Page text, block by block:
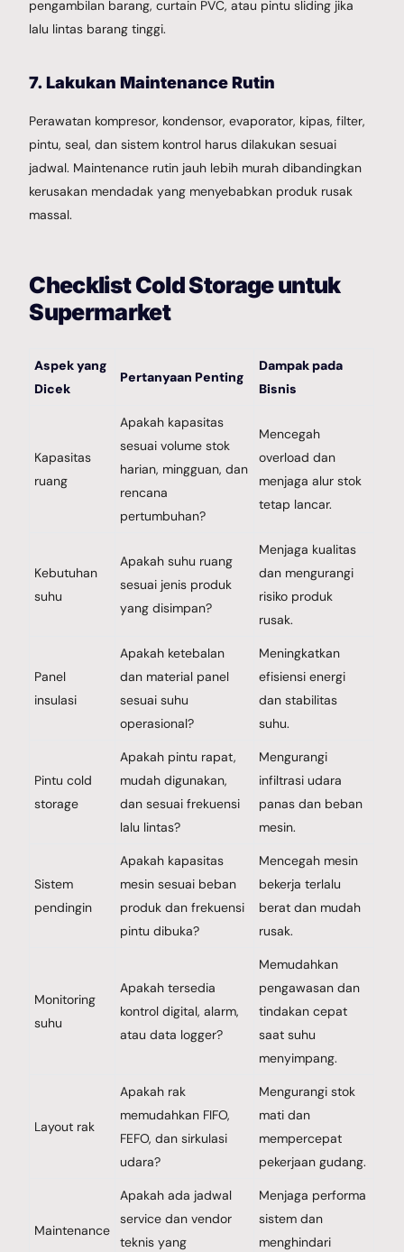
pengambilan barang, curtain PVC, atau pintu sliding jika
lalu lintas barang tinggi.
7. Lakukan Maintenance Rutin
Perawatan kompresor, kondensor, evaporator, kipas, filter,
pintu, seal, dan sistem kontrol harus dilakukan sesuai
jadwal. Maintenance rutin jauh lebih murah dibandingkan
kerusakan mendadak yang menyebabkan produk rusak
massal.
Checklist Cold Storage untuk
Supermarket
Aspek yang
Dicek
Pertanyaan Penting
Dampak pada
Bisnis
Kapasitas
ruang
Apakah kapasitas
sesuai volume stok
harian, mingguan, dan
rencana
pertumbuhan?
Mencegah
overload dan
menjaga alur stok
tetap lancar.
Kebutuhan
suhu
Apakah suhu ruang
sesuai jenis produk
yang disimpan?
Menjaga kualitas
dan mengurangi
risiko produk
rusak.
Panel
insulasi
Apakah ketebalan
dan material panel
sesuai suhu
operasional?
Meningkatkan
efisiensi energi
dan stabilitas
suhu.
Pintu cold
storage
Apakah pintu rapat,
mudah digunakan,
dan sesuai frekuensi
lalu lintas?
Mengurangi
infiltrasi udara
panas dan beban
mesin.
Sistem
pendingin
Apakah kapasitas
mesin sesuai beban
produk dan frekuensi
pintu dibuka?
Mencegah mesin
bekerja terlalu
berat dan mudah
rusak.
Monitoring
suhu
Apakah tersedia
kontrol digital, alarm,
atau data logger?
Memudahkan
pengawasan dan
tindakan cepat
saat suhu
menyimpang.
Layout rak
Apakah rak
memudahkan FIFO,
FEFO, dan sirkulasi
udara?
Mengurangi stok
mati dan
mempercepat
pekerjaan gudang.
Maintenance
Apakah ada jadwal
service dan vendor
teknis yang
Menjaga performa
sistem dan
menghindari